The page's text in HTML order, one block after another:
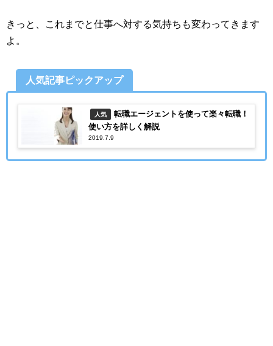
きっと、これまでと仕事へ対する気持ちも変わってきます
よ。
人気記事ピックアップ
人気
転職エージェントを使って楽々転職！
使い方を詳しく解説
2019.7.9